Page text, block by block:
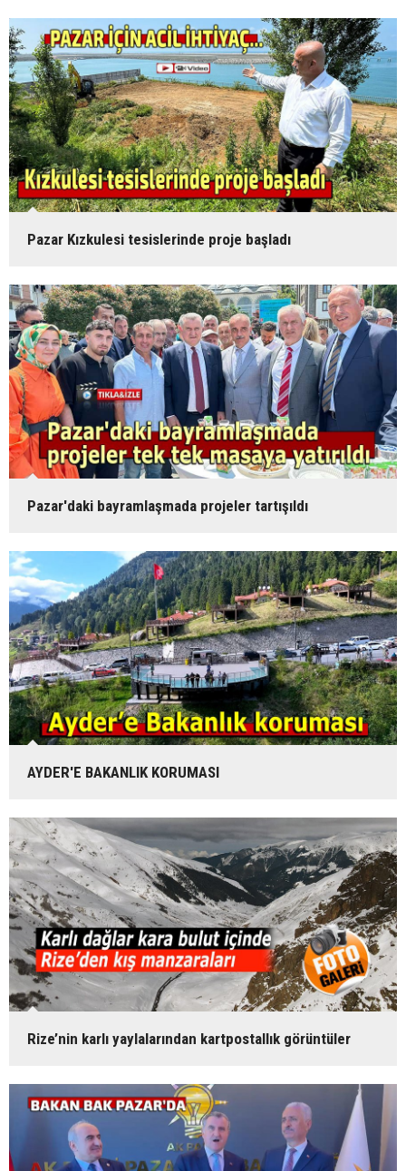
Pazar Kızkulesi tesislerinde proje başladı
Pazar'daki bayramlaşmada projeler tartışıldı
AYDER'E BAKANLIK KORUMASI
Rize’nin karlı yaylalarından kartpostallık görüntüler